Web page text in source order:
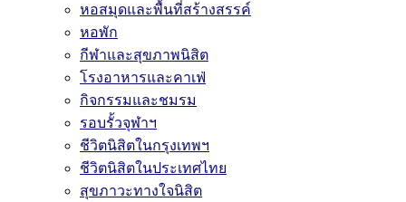
หอสมุดและพื้นที่สร้างสรรค์
หอพัก
กีฬาและสุขภาพนิสิต
โรงอาหารและคาเฟ่
กิจกรรมและชมรม
รอบรั้วจุฬาฯ
ชีวิตนิสิตในกรุงเทพฯ
ชีวิตนิสิตในประเทศไทย
สุขภาวะทางใจนิสิต